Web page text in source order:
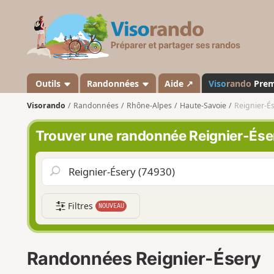
s
a
n
d
o
Outils Randonnées Aide ↗ Visorando
Visorando Randonnées Rhône-Alpes Haute-Savoie Reignier-
Trouver une randonnée Reignier-
Filtres NOUVEAU
Randonnées Reignier-Ésery